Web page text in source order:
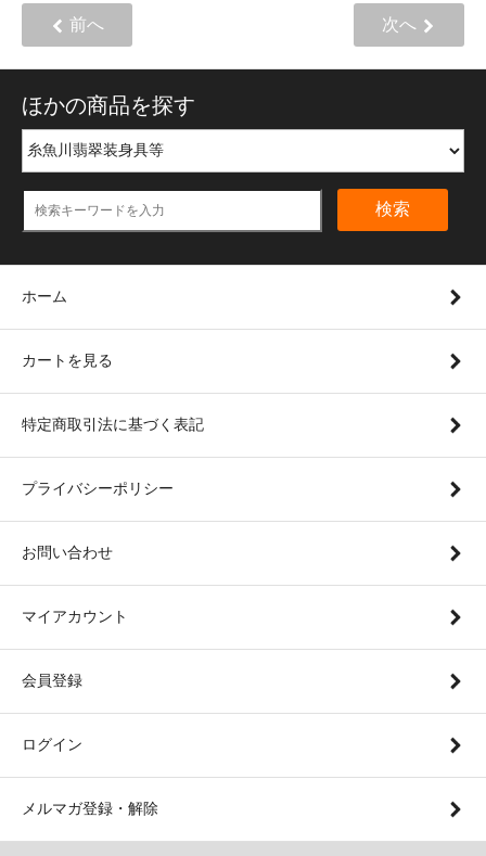
前へ 次へ
ほかの商品を探す
検索
ホーム
カートを見る
特定商取引法に基づく表記
プライバシーポリシー
お問い合わせ
マイアカウント
会員登録
ログイン
メルマガ登録・解除